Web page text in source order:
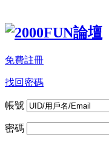
免費註冊
找回密碼
帳號
密碼